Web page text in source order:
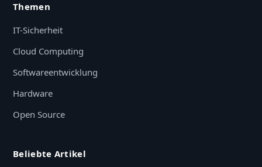
Themen
IT-Sicherheit
Cloud Computing
Softwareentwicklung
Hardware
Open Source
Beliebte Artikel